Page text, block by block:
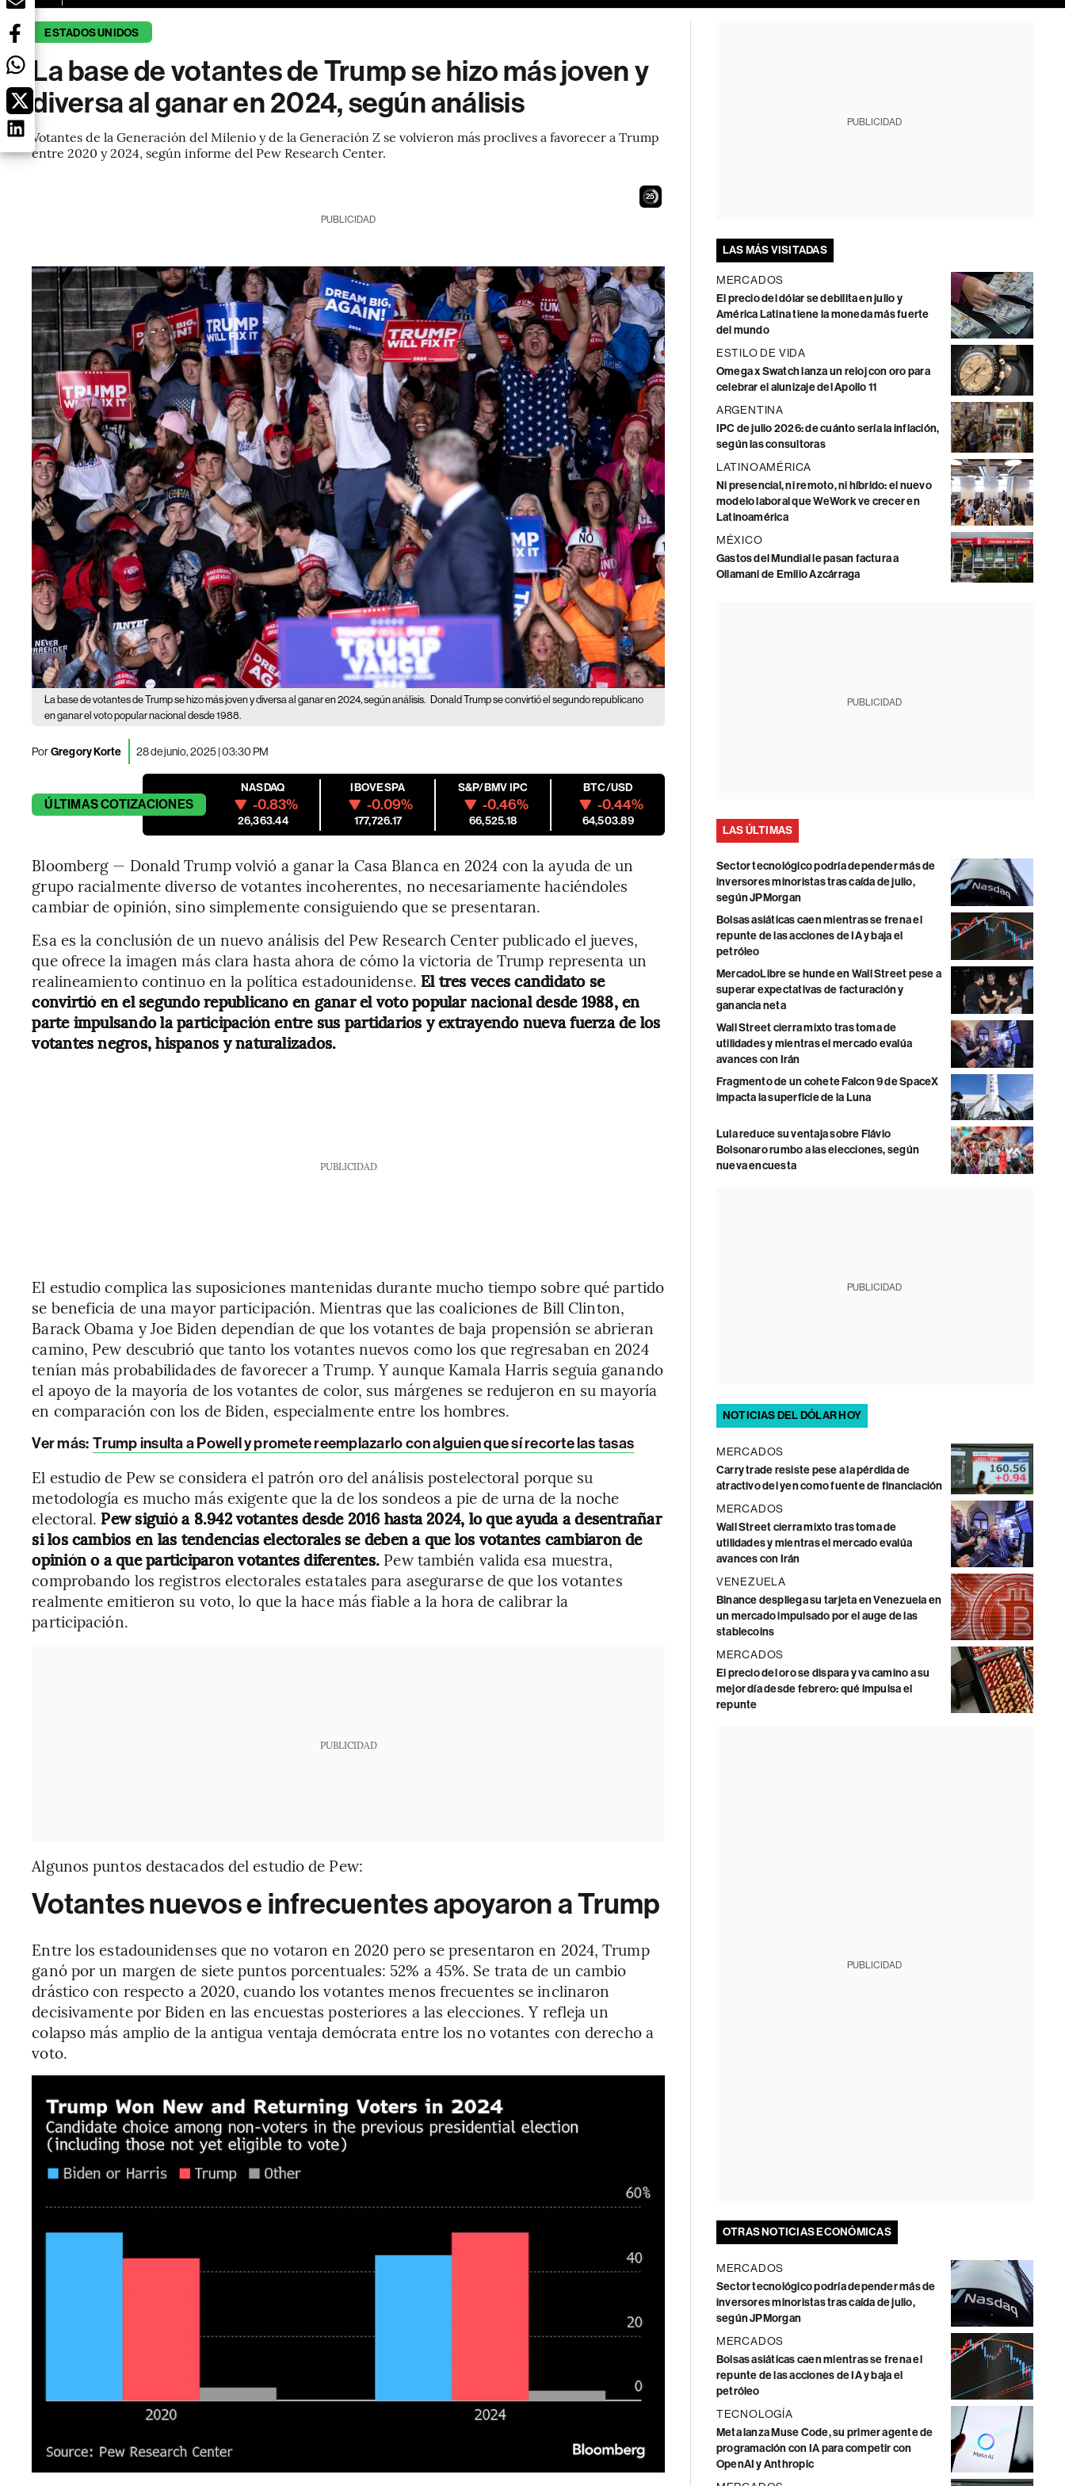
ESTADOS UNIDOS
La base de votantes de Trump se hizo más joven y
diversa al ganar en 2024, según análisis
Votantes de la Generación del Milenio y de la Generación Z se volvieron más proclives a favorecer a Trump
entre 2020 y 2024, según informe del Pew Research Center.
24
PUBLICIDAD
La base de votantes de Trump se hizo más joven y diversa al ganar en 2024, según análisis. Donald Trump se convirtió el segundo republicano
en ganar el voto popular nacional desde 1988.
PorGregory Korte 28 de junio, 2025 | 03:30 PM
ÚLTIMASCOTIZACIONES
NASDAQ
-0.83%
26,363.44
IBOVESPA
-0.09%
177,726.17
S&P/BMV IPC
-0.46%
66,525.18
BTC/USD
-0.44%
64,503.89
Bloomberg — Donald Trump volvió a ganar la Casa Blanca en 2024 con la ayuda de un
grupo racialmente diverso de votantes incoherentes, no necesariamente haciéndoles
cambiar de opinión, sino simplemente consiguiendo que se presentaran.
Esa es la conclusión de un nuevo análisis del Pew Research Center publicado el jueves,
que ofrece la imagen más clara hasta ahora de cómo la victoria de Trump representa un
realineamiento continuo en la política estadounidense. El tres veces candidato se
convirtió en el segundo republicano en ganar el voto popular nacional desde 1988, en
parte impulsando la participación entre sus partidarios y extrayendo nueva fuerza de los
votantes negros, hispanos y naturalizados.
PUBLICIDAD
El estudio complica las suposiciones mantenidas durante mucho tiempo sobre qué partido
se beneficia de una mayor participación. Mientras que las coaliciones de Bill Clinton,
Barack Obama y Joe Biden dependían de que los votantes de baja propensión se abrieran
camino, Pew descubrió que tanto los votantes nuevos como los que regresaban en 2024
tenían más probabilidades de favorecer a Trump. Y aunque Kamala Harris seguía ganando
el apoyo de la mayoría de los votantes de color, sus márgenes se redujeron en su mayoría
en comparación con los de Biden, especialmente entre los hombres.
Ver más: Trump insulta a Powell y promete reemplazarlo con alguien que sí recorte las tasas
El estudio de Pew se considera el patrón oro del análisis postelectoral porque su
metodología es mucho más exigente que la de los sondeos a pie de urna de la noche
electoral. Pew siguió a 8.942 votantes desde 2016 hasta 2024, lo que ayuda a desentrañar
si los cambios en las tendencias electorales se deben a que los votantes cambiaron de
opinión o a que participaron votantes diferentes. Pew también valida esa muestra,
comprobando los registros electorales estatales para asegurarse de que los votantes
realmente emitieron su voto, lo que la hace más fiable a la hora de calibrar la
participación.
PUBLICIDAD
Algunos puntos destacados del estudio de Pew:
Votantes nuevos e infrecuentes apoyaron a Trump
Entre los estadounidenses que no votaron en 2020 pero se presentaron en 2024, Trump
ganó por un margen de siete puntos porcentuales: 52% a 45%. Se trata de un cambio
drástico con respecto a 2020, cuando los votantes menos frecuentes se inclinaron
decisivamente por Biden en las encuestas posteriores a las elecciones. Y refleja un
colapso más amplio de la antigua ventaja demócrata entre los no votantes con derecho a
voto.
PUBLICIDAD
LAS MÁS VISITADAS
MERCADOS
El precio del dólar se debilita en julio y
América Latina tiene la moneda más fuerte
del mundo
ESTILO DE VIDA
Omega x Swatch lanza un reloj con oro para
celebrar el alunizaje del Apollo 11
ARGENTINA
IPC de julio 2026: de cuánto sería la inflación,
según las consultoras
LATINOAMÉRICA
Ni presencial, ni remoto, ni híbrido: el nuevo
modelo laboral que WeWork ve crecer en
Latinoamérica
MÉXICO
Gastos del Mundial le pasan factura a
Ollamani de Emilio Azcárraga
PUBLICIDAD
LAS ÚLTIMAS
Sector tecnológico podría depender más de
inversores minoristas tras caída de julio,
según JPMorgan
Bolsas asiáticas caen mientras se frena el
repunte de las acciones de IA y baja el
petróleo
MercadoLibre se hunde en Wall Street pese a
superar expectativas de facturación y
ganancia neta
Wall Street cierra mixto tras toma de
utilidades y mientras el mercado evalúa
avances con Irán
Fragmento de un cohete Falcon 9 de SpaceX
impacta la superficie de la Luna
Lula reduce su ventaja sobre Flávio
Bolsonaro rumbo a las elecciones, según
nueva encuesta
PUBLICIDAD
NOTICIAS DEL DÓLAR HOY
MERCADOS
Carry trade resiste pese a la pérdida de
atractivo del yen como fuente de financiación
MERCADOS
Wall Street cierra mixto tras toma de
utilidades y mientras el mercado evalúa
avances con Irán
VENEZUELA
Binance despliega su tarjeta en Venezuela en
un mercado impulsado por el auge de las
stablecoins
MERCADOS
El precio del oro se dispara y va camino a su
mejor día desde febrero: qué impulsa el
repunte
PUBLICIDAD
OTRAS NOTICIAS ECONÓMICAS
MERCADOS
Sector tecnológico podría depender más de
inversores minoristas tras caída de julio,
según JPMorgan
MERCADOS
Bolsas asiáticas caen mientras se frena el
repunte de las acciones de IA y baja el
petróleo
TECNOLOGÍA
Meta lanza Muse Code, su primer agente de
programación con IA para competir con
OpenAI y Anthropic